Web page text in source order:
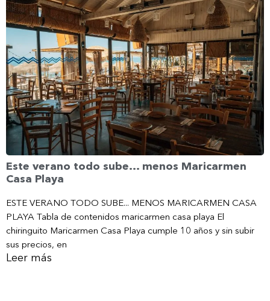
Este verano todo sube… menos Maricarmen
Casa Playa
ESTE VERANO TODO SUBE... MENOS MARICARMEN CASA
PLAYA Tabla de contenidos maricarmen casa playa El
chiringuito Maricarmen Casa Playa cumple 10 años y sin subir
sus precios, en
Leer más